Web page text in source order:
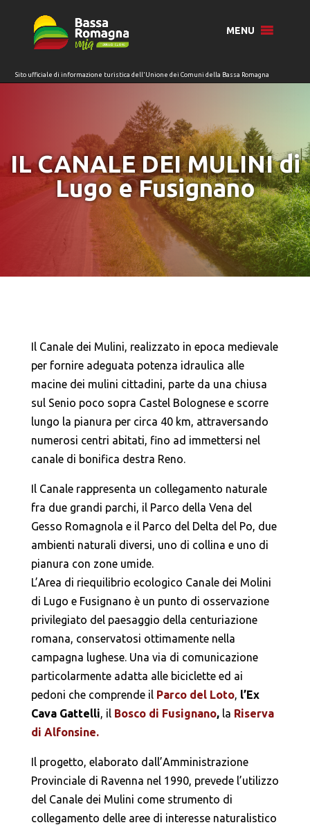
MENU
IL CANALE DEI MULINI di
Lugo e Fusignano
Il Canale dei Mulini, realizzato in epoca medievale
per fornire adeguata potenza idraulica alle
macine dei mulini cittadini, parte da una chiusa
sul Senio poco sopra Castel Bolognese e scorre
lungo la pianura per circa 40 km, attraversando
numerosi centri abitati, fino ad immettersi nel
canale di bonifica destra Reno.
Il Canale rappresenta un collegamento naturale
fra due grandi parchi, il Parco della Vena del
Gesso Romagnola e il Parco del Delta del Po, due
ambienti naturali diversi, uno di collina e uno di
pianura con zone umide.
L’Area di riequilibrio ecologico Canale dei Molini
di Lugo e Fusignano è un punto di osservazione
privilegiato del paesaggio della centuriazione
romana, conservatosi ottimamente nella
campagna lughese. Una via di comunicazione
particolarmente adatta alle biciclette ed ai
pedoni che comprende il Parco del Loto, l’Ex
Cava Gattelli, il Bosco di Fusignano,la Riserva
di Alfonsine.
Il progetto, elaborato dall’Amministrazione
Provinciale di Ravenna nel 1990, prevede l’utilizzo
del Canale dei Mulini come strumento di
collegamento delle aree di interesse naturalistico